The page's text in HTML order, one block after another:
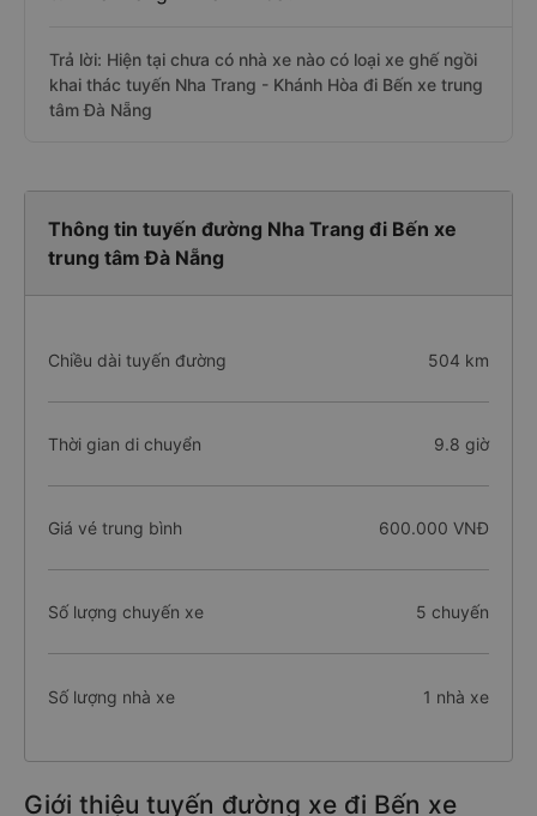
Trả lời: Hiện tại chưa có nhà xe nào có loại xe ghế ngồi
khai thác tuyến Nha Trang - Khánh Hòa đi Bến xe trung
tâm Đà Nẵng
Thông tin tuyến đường Nha Trang đi Bến xe
trung tâm Đà Nẵng
Chiều dài tuyến đường 504 km
Thời gian di chuyển 9.8 giờ
Giá vé trung bình 600.000 VNĐ
Số lượng chuyến xe 5 chuyến
Số lượng nhà xe 1 nhà xe
Giới thiệu tuyến đường xe đi Bến xe